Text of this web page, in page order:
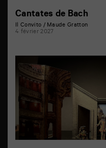
Cantates de Bach
Il Convito / Maude Gratton
4 février 2027